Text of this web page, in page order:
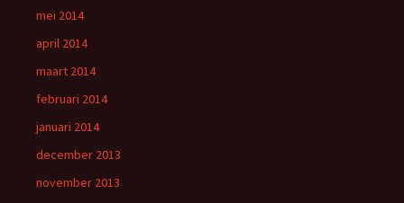
mei 2014
april 2014
maart 2014
februari 2014
januari 2014
december 2013
november 2013